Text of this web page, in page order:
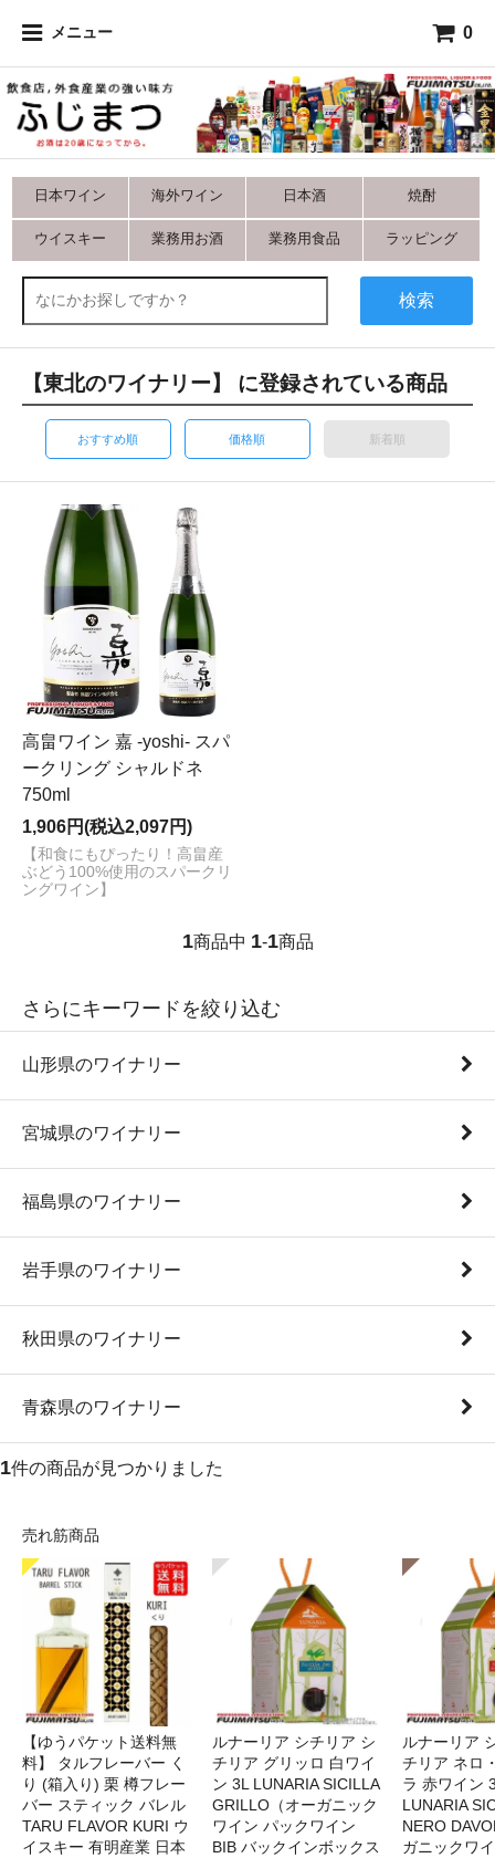
メニュー 0
日本ワイン 海外ワイン 日本酒 焼酎
ウイスキー 業務用お酒 業務用食品 ラッピング
検索
【東北のワイナリー】 に登録されている商品
おすすめ順 価格順 新着順
高畠ワイン 嘉 -yoshi- スパ
ークリング シャルドネ
750ml
1,906円(税込2,097円)
【和食にもぴったり！高畠産
ぶどう100%使用のスパークリ
ングワイン】
1商品中 1-1商品
さらにキーワードを絞り込む
山形県のワイナリー
宮城県のワイナリー
福島県のワイナリー
岩手県のワイナリー
秋田県のワイナリー
青森県のワイナリー
1件の商品が見つかりました
売れ筋商品
【ゆうパケット送料無
料】 タルフレーバー く
り (箱入り) 栗 樽フレー
バー スティック バレル
TARU FLAVOR KURI ウ
イスキー 有明産業 日本
ルナーリア シチリア シ
チリア グリッロ 白ワイ
ン 3L LUNARIA SICILLA
GRILLO（オーガニック
ワイン パックワイン
BIB バックインボックス
ルナーリア
チリア ネロ
ラ 赤ワイ
LUNARIA
NERO
ガニックワ